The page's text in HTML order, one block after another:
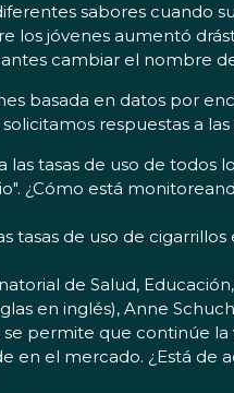
sabores cuando
jóvenes aumentó
cambiar el nombre
basada en datos por
respuestas a
tasas de uso de
¿Cómo está
tasas de uso de
de Salud,
en inglés), Anne
permite que continúe
el mercado. ¿Está de